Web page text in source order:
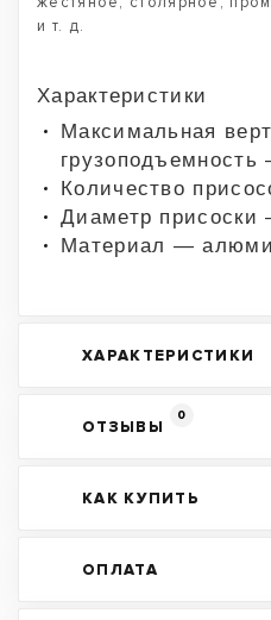
и т. д.
Характеристики
Максимальная
грузоподъемность
Количество
Диаметр
Материал —
ХАРАКТЕРИСТИКИ
ОТЗЫВЫ
0
КАК КУПИТЬ
ОПЛАТА